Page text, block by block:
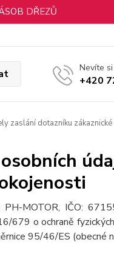
DŘEZŮ
Nevíte
+420
zaslání dotazníku
MOTOR, IČO:
679 o ochraně
95/46/ES (obecné